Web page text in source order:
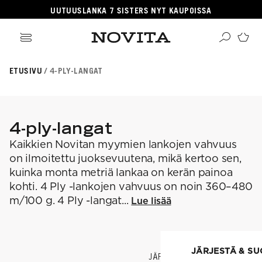
UUTUUSLANKA 7 SISTERS NYT KAUPOISSA
langat
vastaavuudet
langat
SUOSITUIMMAT LANGAT
OHJEKATEGORIAT
virkkauksesta
Novitasta
lehti
ETUSIVU 4-PLY-LANGAT
4-ply-langat
Kaikkien Novitan myymien lankojen vahvuus
on ilmoitettu juoksevuutena, mikä kertoo sen,
kuinka monta metriä lankaa on kerän painoa
kohti. 4 Ply -lankojen vahvuus on noin 360–480
m/100 g. 4 Ply -langat... Lue lisää
JÄRJESTÄ &
JÄRJESTÄ & SUODATA